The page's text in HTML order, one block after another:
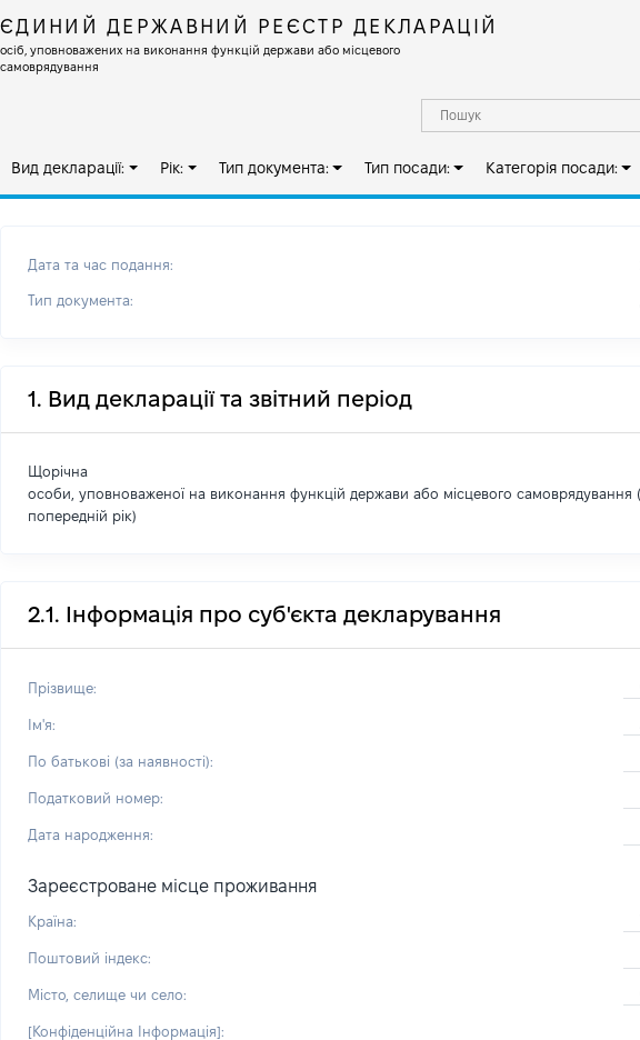
ЄДИНИЙ ДЕРЖАВНИЙ РЕЄСТР ДЕКЛАРАЦІЙ
осіб, уповноважених на виконання функцій держави або місцевого
самоврядування
Вид декларації: Рік: Тип документа: Тип посади: Категорія посади:
Дата та час подання:
Тип документа:
1. Вид декларації та звітний період
Щорічна
особи, уповноваженої на виконання функцій держави або місцевого самоврядування
попередній рік)
2.1. Інформація про суб'єкта декларування
Прізвище:
Ім'я:
По батькові (за наявності):
Податковий номер:
Дата народження:
Зареєстроване місце проживання
Країна:
Поштовий індекс:
Місто, селище чи село:
[Конфіденційна Інформація]: